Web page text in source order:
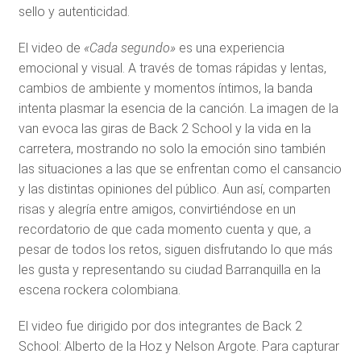
sello y autenticidad.
El video de «Cada segundo»es una experiencia
emocional y visual. A través de tomas rápidas y lentas,
cambios de ambiente y momentos íntimos, la banda
intenta plasmar la esencia de la canción. La imagen de la
van evoca las giras de Back 2 School y la vida en la
carretera, mostrando no solo la emoción sino también
las situaciones a las que se enfrentan como el cansancio
y las distintas opiniones del público. Aun así, comparten
risas y alegría entre amigos, convirtiéndose en un
recordatorio de que cada momento cuenta y que, a
pesar de todos los retos, siguen disfrutando lo que más
les gusta y representando su ciudad Barranquilla en la
escena rockera colombiana.
El video fue dirigido por dos integrantes de Back 2
School: Alberto de la Hoz y Nelson Argote. Para capturar